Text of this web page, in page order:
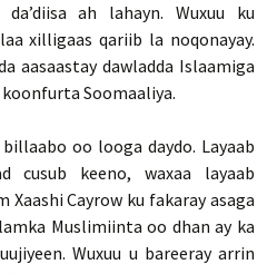
ah lahayn. Wuxuu ku
xilligaas qariib la noqonayay.
aasaastay dawladda Islaamiga
Soomaaliya.
oo looga daydo. Layaab
cusub keeno, waxaa layaab
Xaashi Cayrow ku fakaray asaga
Muslimiinta oo dhan ay ka
Wuxuu u bareeray arrin